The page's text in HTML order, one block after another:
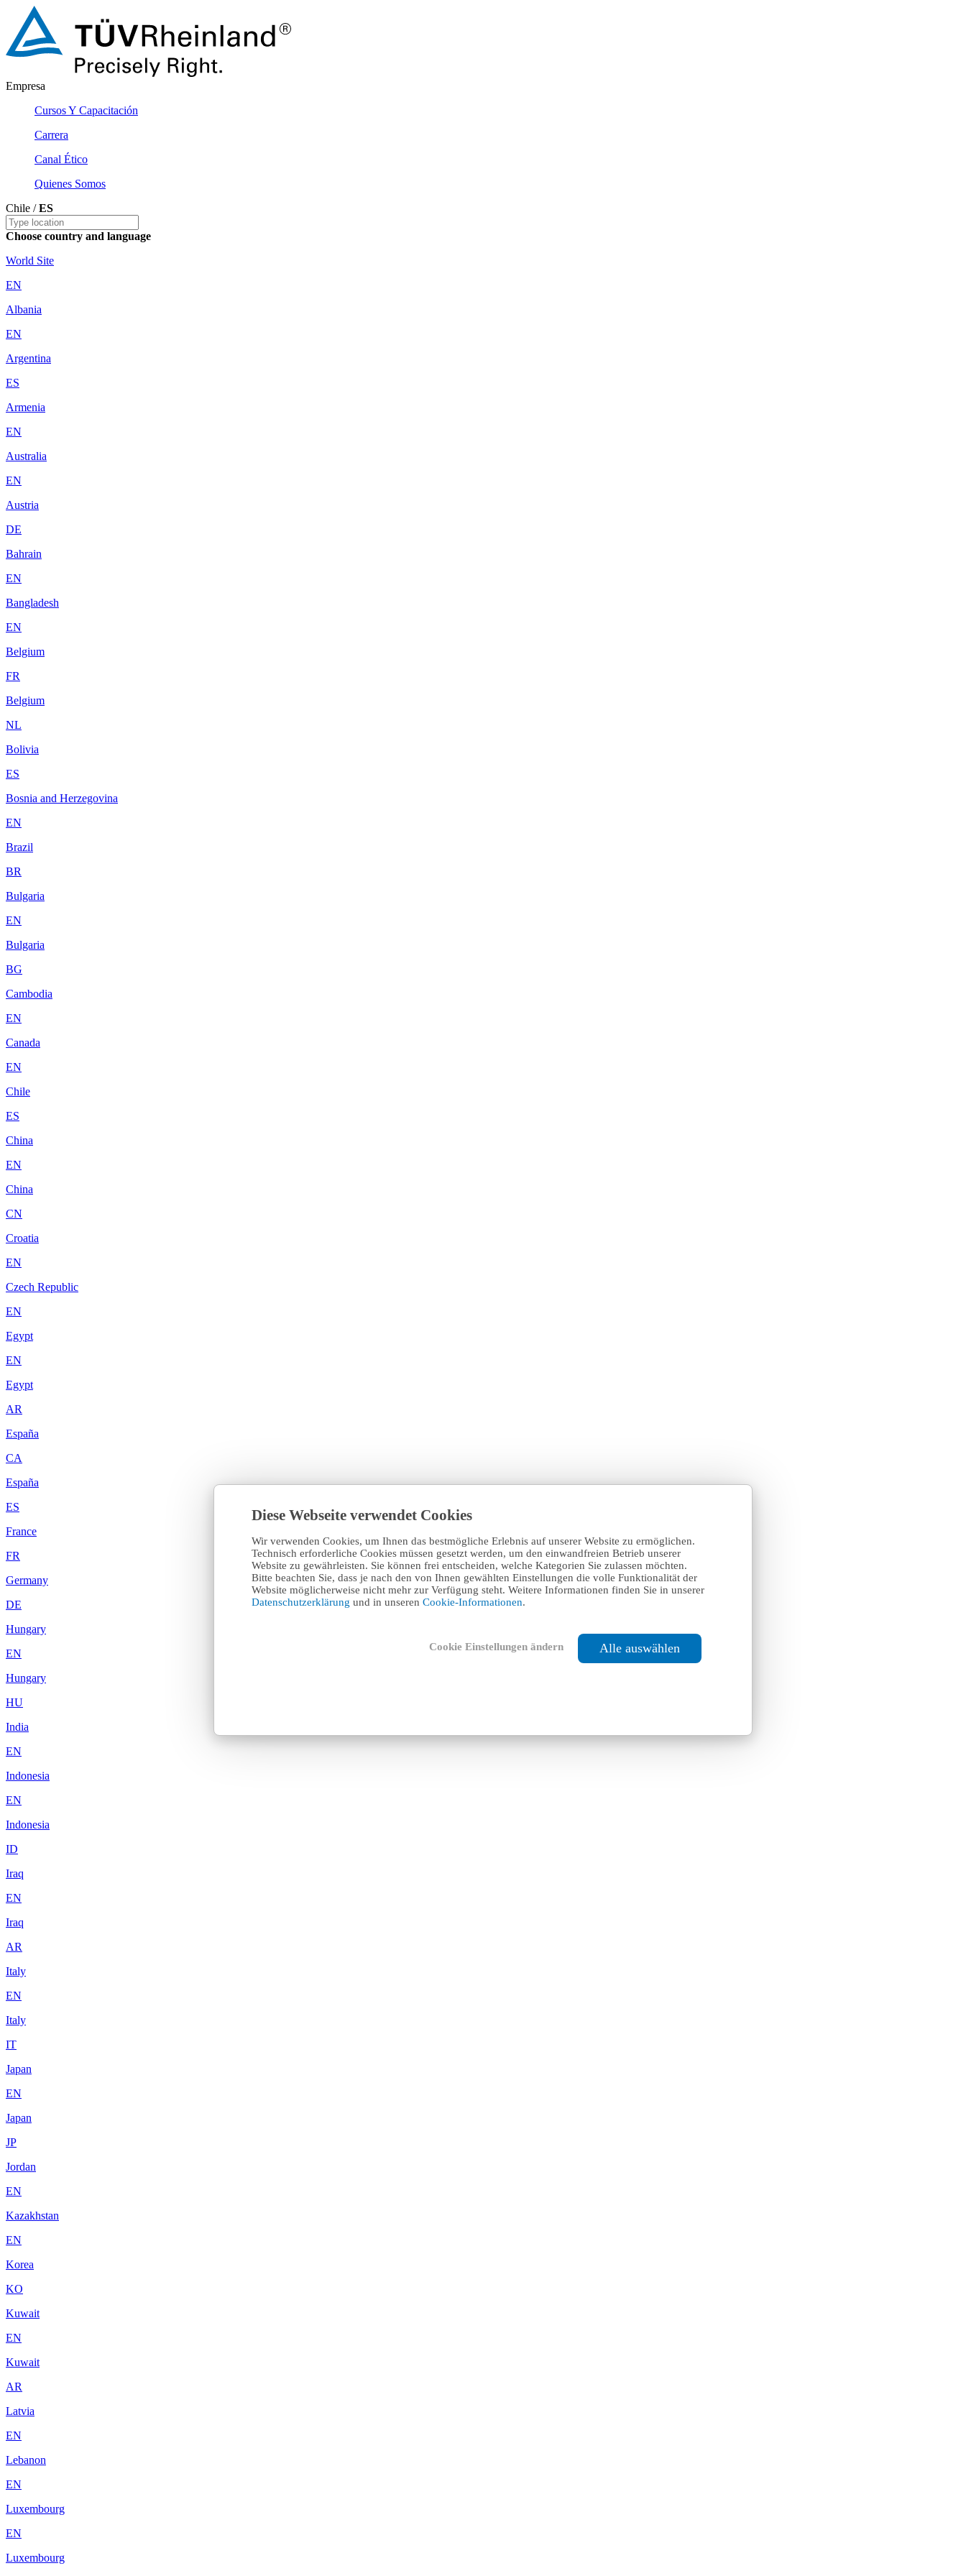
Diese Webseite verwendet Cookies
Wir verwenden Cookies, um Ihnen das bestmögliche Erlebnis auf unserer Website zu ermöglichen.
Technisch erforderliche Cookies müssen gesetzt werden, um den einwandfreien Betrieb unserer
Website zu gewährleisten. Sie können frei entscheiden, welche Kategorien Sie zulassen möchten.
Bitte beachten Sie, dass je nach den von Ihnen gewählten Einstellungen die volle Funktionalität der
Website möglicherweise nicht mehr zur Verfügung steht. Weitere Informationen finden Sie in unserer
Datenschutzerklärung und in unseren Cookie-Informationen.
Cookie Einstellungen ändern Alle auswählen
Empresa
Cursos Y Capacitación
Carrera
Canal Ético
Quienes Somos
Chile /ES
Choose country and language
World Site
EN
Albania
EN
Argentina
ES
Armenia
EN
Australia
EN
Austria
DE
Bahrain
EN
Bangladesh
EN
Belgium
FR
Belgium
NL
Bolivia
ES
Bosnia and Herzegovina
EN
Brazil
BR
Bulgaria
EN
Bulgaria
BG
Cambodia
EN
Canada
EN
Chile
ES
China
EN
China
CN
Croatia
EN
Czech Republic
EN
Egypt
EN
Egypt
AR
España
CA
España
ES
France
FR
Germany
DE
Hungary
EN
Hungary
HU
India
EN
Indonesia
EN
Indonesia
ID
Iraq
EN
Iraq
AR
Italy
EN
Italy
IT
Japan
EN
Japan
JP
Jordan
EN
Kazakhstan
EN
Korea
KO
Kuwait
EN
Kuwait
AR
Latvia
EN
Lebanon
EN
Luxembourg
EN
Luxembourg